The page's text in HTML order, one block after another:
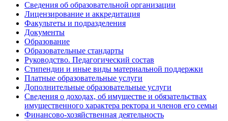
Сведения об образовательной организации
Лицензирование и аккредитация
Факультеты и подразделения
Документы
Образование
Образовательные стандарты
Руководство. Педагогический состав
Стипендии и иные виды материальной поддержки
Платные образовательные услуги
Дополнительные образовательные услуги
Сведения о доходах, об имуществе и обязательствах
имущественного характера ректора и членов его семьи
Финансово-хозяйственная деятельность